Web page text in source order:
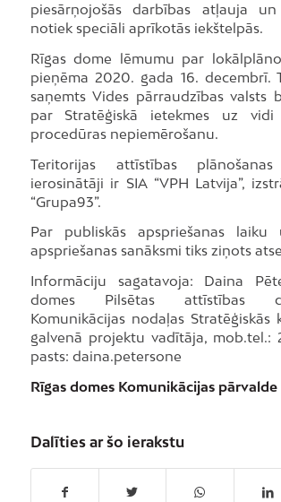
piesārņojošās darbības atļauja
notiek speciāli aprīkotās iekštelpās.
Rīgas dome lēmumu par
pieņēma 2020. gada 16. decembrī.
saņemts Vides pārraudzības valsts
par Stratēģiskā ietekmes uz vidi
procedūras nepiemērošanu.
Teritorijas attīstības
ierosinātāji ir SIA “VPH Latvija”,
“Grupa93”.
Par publiskās apspriešanas laiku
apspriešanas sanāksmi tiks ziņots
Informāciju sagatavoja: Daina
domes Pilsētas attīstības
Komunikācijas nodaļas Stratēģiskās
galvenā projektu vadītāja, mob.tel.:
pasts: daina.petersone
Rīgas domes Komunikācijas pārvalde
Dalīties ar šo ierakstu